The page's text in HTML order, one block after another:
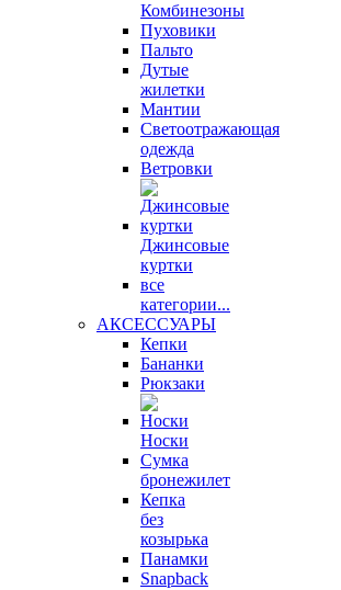
Комбинезоны
Пуховики
Пальто
Дутые
жилетки
Мантии
Светоотражающая
одежда
Ветровки
Джинсовые
куртки
все
категории...
АКСЕССУАРЫ
Кепки
Бананки
Рюкзаки
Носки
Сумка
бронежилет
Кепка
без
козырька
Панамки
Snapback